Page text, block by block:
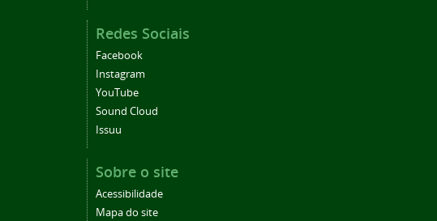
Redes Sociais
Facebook
Instagram
YouTube
Sound Cloud
Issuu
Sobre o site
Acessibilidade
Mapa do site